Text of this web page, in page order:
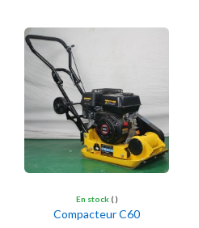
Ajouter au panier
En stock ( )
Compacteur C60